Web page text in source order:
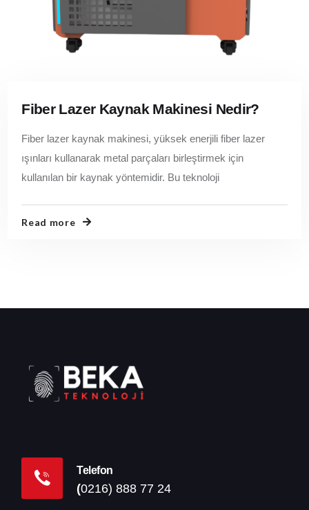
Fiber Lazer Kaynak Makinesi Nedir?
Fiber lazer kaynak makinesi, yüksek enerjili fiber lazer
ışınları kullanarak metal parçaları birleştirmek için
kullanılan bir kaynak yöntemidir. Bu teknoloji
Read more
Telefon
(0216) 888 77 24